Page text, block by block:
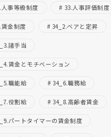
人事等級制度 33.人事評価制度
賃金制度 34_2.ベアと定昇
諸手当
賃金とモチベーション
職能給 34_6.職務給
役割給 34_8.高齢者賃金
パートタイマーの賃金制度